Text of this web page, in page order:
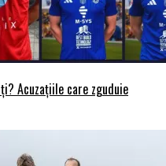
Acuzațiile care zguduie